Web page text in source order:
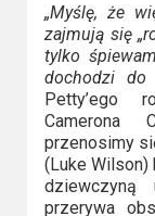
Apple
TV
+
Disney+
HBO
„Myślę, że
zajmują się
tylko
dochodzi do
Petty’ego
Camerona
przenosimy
(Luke Wilson)
dziewczyną
przerywa